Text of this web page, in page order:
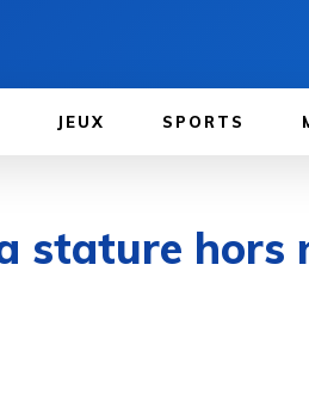
JEUX SPORTS
stature hors